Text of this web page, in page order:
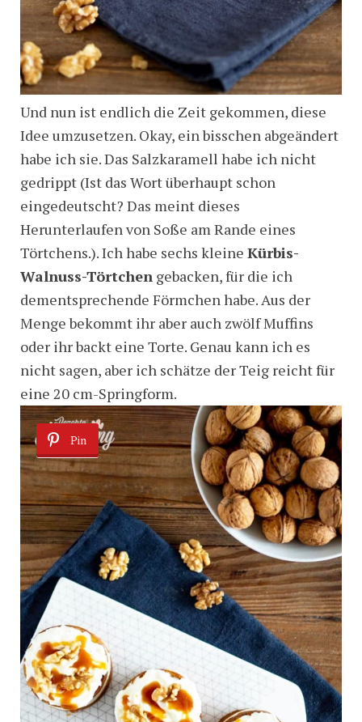
Und nun ist endlich die Zeit gekommen, diese
Idee umzusetzen. Okay, ein bisschen abgeändert
habe ich sie. Das Salzkaramell habe ich nicht
gedrippt (Ist das Wort überhaupt schon
eingedeutscht? Das meint dieses
Herunterlaufen von Soße am Rande eines
Törtchens.). Ich habe sechs kleine Kürbis-
Walnuss-Törtchen gebacken, für die ich
dementsprechende Förmchen habe. Aus der
Menge bekommt ihr aber auch zwölf Muffins
oder ihr backt eine Torte. Genau kann ich es
nicht sagen, aber ich schätze der Teig reicht für
eine 20 cm-Springform.
Pin